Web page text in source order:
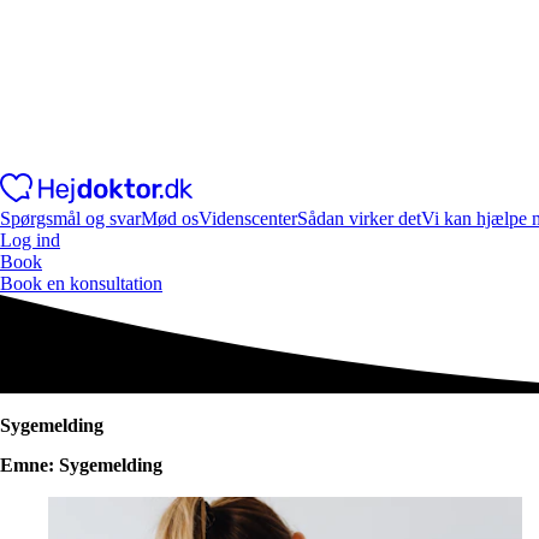
Spørgsmål og svarMød osVidenscenterSådan virker detVi kan hjælpe
Log ind
Book
Book en konsultation
Sygemelding
Emne: Sygemelding